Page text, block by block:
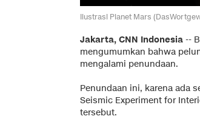
Ilustrasi Planet Mars
Jakarta, CNN Indonesia --
mengumumkan bahwa
mengalami penundaan.
Penundaan ini, karena ada
Seismic Experiment for
tersebut.